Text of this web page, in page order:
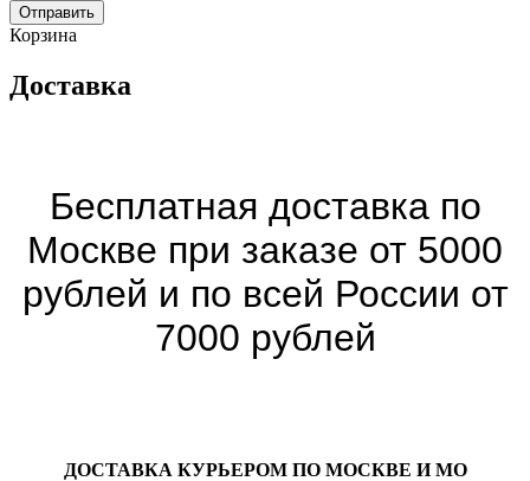
Отправить
Корзина
Доставка
Бесплатная доставка по
Москве при заказе от 5000
рублей и по всей России от
7000 рублей
ДОСТАВКА КУРЬЕРОМ ПО МОСКВЕ И МО